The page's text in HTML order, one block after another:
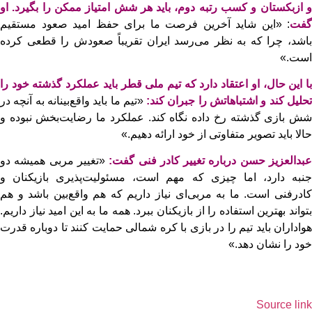
و ازبکستان و کسب رتبه دوم، باید هر شش امتیاز ممکن را بگیرد. او
گفت: «این شاید آخرین فرصت ما برای حفظ امید صعود مستقیم
باشد، چرا که به نظر می‌رسد ایران تقریباً صعودش را قطعی کرده
است.»
با این حال، او اعتقاد دارد که تیم ملی قطر باید عملکرد گذشته خود را
تحلیل کند و اشتباهاتش را جبران کند: «تیم ما باید واقع‌بینانه به آنچه در
شش بازی گذشته رخ داده نگاه کند. عملکرد ما رضایت‌بخش نبوده و
حالا باید تصویر متفاوتی از خود ارائه دهیم.»
عبدالعزیز حسن درباره تغییر کادر فنی گفت:«تغییر مربی همیشه دو
جنبه دارد، اما چیزی که مهم است، مسئولیت‌پذیری بازیکنان و
کادرفنی است. ما به مربی‌ای نیاز داریم که هم واقع‌بین باشد و هم
بتواند بهترین استفاده را از بازیکنان ببرد. همه ما به این امید نیاز داریم.
هواداران باید تیم را در بازی با کره شمالی حمایت کنند تا دوباره قدرت
خود را نشان دهد.»
Source link